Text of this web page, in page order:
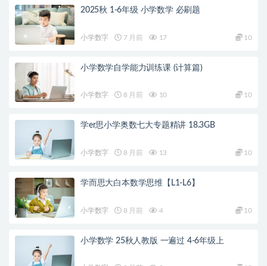
2025秋 1-6年级 小学数学 必刷题
小学数字 7 月前 17 10
小学数学自学能力训练课 (计算篇)
小学数字 8 月前 10 10
学er思小学奥数七大专题精讲 18.3GB
小学数字 8 月前 13 10
学而思大白本数学思维【L1-L6】
小学数字 8 月前 4 10
小学数学 25秋人教版 一遍过 4-6年级上